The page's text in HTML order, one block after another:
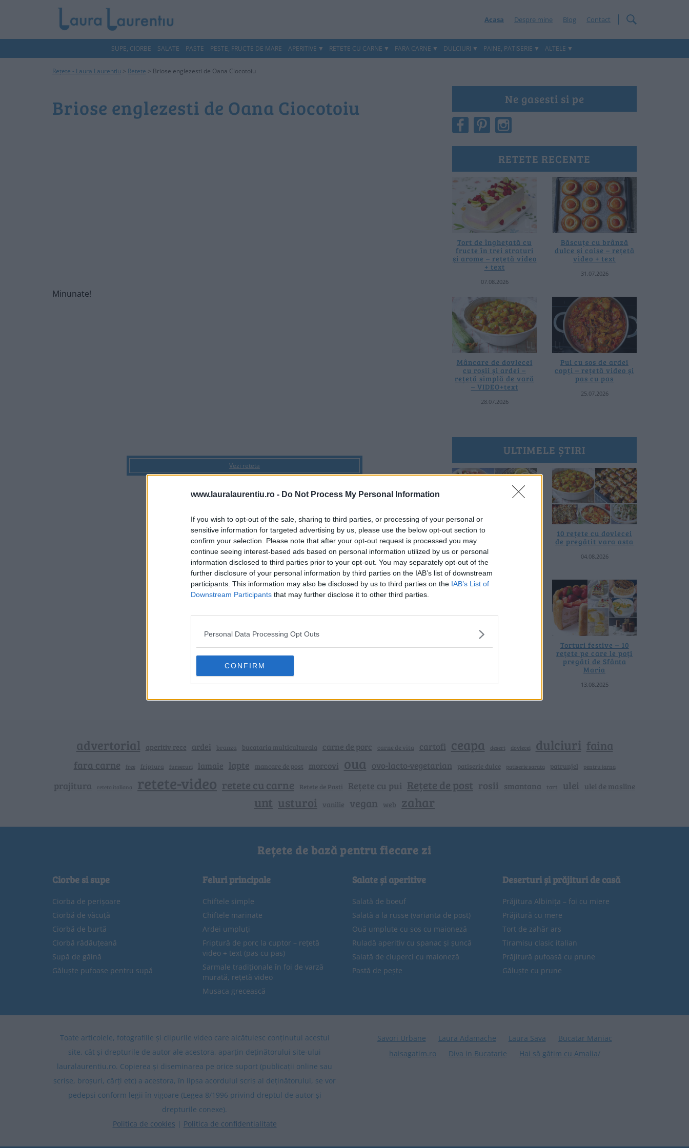
www.lauralaurentiu.ro - Do Not Process My Personal Information
If you wish to opt-out of the sale, sharing to third parties, or processing of your personal or
sensitive information for targeted advertising by us, please use the below opt-out section to
confirm your selection. Please note that after your opt-out request is processed you may
continue seeing interest-based ads based on personal information utilized by us or personal
information disclosed to third parties prior to your opt-out. You may separately opt-out of the
further disclosure of your personal information by third parties on the IAB’s list of downstream
participants. This information may also be disclosed by us to third parties on the IAB’s List of
Downstream Participants that may further disclose it to other third parties.
Personal Data Processing Opt Outs
CONFIRM
Acasa Despre mine Blog Contact
SUPE, CIORBE SALATE PASTE PESTE, FRUCTE DE MARE APERITIVE RETETE CU CARNE FARA CARNE DULCIURI PAINE, PATISERIE ALTELE
Rețete - Laura Laurențiu > Retete > Briose englezesti de Oana Ciocotoiu
Briose englezesti de Oana Ciocotoiu
Minunate!
Vezi reteta
Ne gasesti si pe
RETETE RECENTE
Tort de înghețată cu
fructe în trei straturi
și arome – rețetă video
+ text
07.08.2026
Băscuțe cu brânză
dulce și caise – rețetă
video + text
31.07.2026
Mâncare de dovlecei
cu roșii și ardei –
rețetă simplă de vară
– VIDEO+text
28.07.2026
Pui cu sos de ardei
copți – rețetă video și
pas cu pas
25.07.2026
ULTIMELE ȘTIRI
20 de rețete de salate
de vară fără
prelucrare termică
06.08.2026
10 rețete cu dovlecei
de pregătit vara asta
04.08.2026
4 rețete de gogoșari de
Torturi festive – 10
rețete pe care le poți
pregăti de Sfânta
Maria
13.08.2025
advertorial aperitiv rece ardei branza bucataria multiculturala carne de porc carne de vita cartofi ceapa desert dovlecei dulciuri faina
fara carne free friptura fursecuri lamaie lapte mancare de post morcovi oua ovo-lacto-vegetarian patiserie dulce patiserie sarata patrunjel pentru iarna
prajitura reteta italiana retete-video retete cu carne Retete de Pasti Rețete cu pui Rețete de post rosii smantana tort ulei ulei de masline
unt usturoi vanilie vegan web zahar
Rețete de bază pentru fiecare zi
Ciorbe si supe
Ciorba de perișoare
Ciorbă de văcuță
Ciorbă de burtă
Ciorbă rădăuțeană
Supă de găină
Găluște pufoase pentru supă
Feluri principale
Chiftele simple
Chiftele marinate
Ardei umpluți
Friptură de porc la cuptor – rețetă
video + text (pas cu pas)
Sarmale tradiționale în foi de varză
murată, rețetă video
Musaca grecească
Salate și aperitive
Salată de boeuf
Salată a la russe (varianta de post)
Ouă umplute cu sos cu maioneză
Ruladă aperitiv cu spanac și șuncă
Salată de ciuperci cu maioneză
Pastă de pește
Deserturi și prăjituri de casă
Prăjitura Albinița – foi cu miere
Prăjitură cu mere
Tort de zahăr ars
Tiramisu clasic italian
Prăjitură pufoasă cu prune
Găluște cu prune
Toate articolele, fotografiile și clipurile video care alcătuiesc conținutul acestui
site, cât și drepturile de autor ale acestora, aparțin deținătorului site-ului
lauralaurentiu.ro. Copierea și diseminarea pe orice suport (publicații online sau
scrise, broșuri, cărți etc) a acestora, în lipsa acordului scris al deținătorului, se vor
pedepsi conform legii în vigoare (Legea 8/1996 privind dreptul de autor și
drepturile conexe).
Politica de cookies | Politica de confidentialitate
Savori Urbane Laura Adamache Laura Sava
Bucatar Maniac
haisagatim.ro
Diva in Bucatarie Hai să gătim cu Amalia/